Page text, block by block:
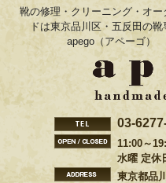
靴の修理・クリーニング・オー
ドは東京品川区・五反田の靴
apego（アペーゴ）
03-
11:00～
水曜 定休
東京都品